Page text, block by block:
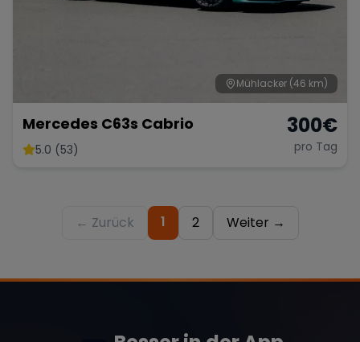
Mühlacker (46 km)
Mercedes C63s Cabrio
5.0 (53)
300€
pro Tag
← Zurück 1 2 Weiter →